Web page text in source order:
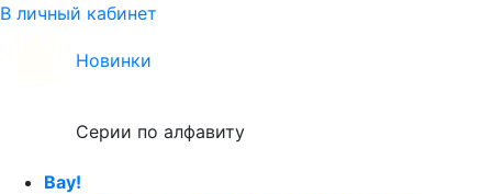
В личный кабинет
Новинки
Серии по алфавиту
Вау!